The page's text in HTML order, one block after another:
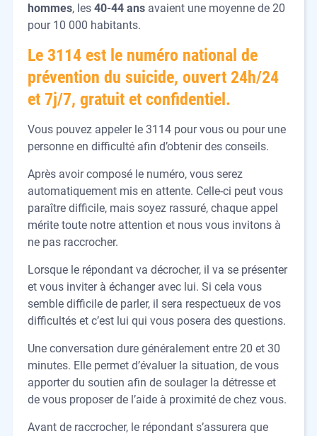
hommes, les 40-44 ansavaient une moyenne de 20
pour 10 000 habitants.
Le 3114 est le numéro national de
prévention du suicide, ouvert 24h/24
et 7j/7, gratuit et confidentiel.
Vous pouvez appeler le 3114 pour vous ou pour une
personne en difficulté afin d’obtenir des conseils.
Après avoir composé le numéro, vous serez
automatiquement mis en attente. Celle-ci peut vous
paraître difficile, mais soyez rassuré, chaque appel
mérite toute notre attention et nous vous invitons à
ne pas raccrocher.
Lorsque le répondant va décrocher, il va se présenter
et vous inviter à échanger avec lui. Si cela vous
semble difficile de parler, il sera respectueux de vos
difficultés et c’est lui qui vous posera des questions.
Une conversation dure généralement entre 20 et 30
minutes. Elle permet d’évaluer la situation, de vous
apporter du soutien afin de soulager la détresse et
de vous proposer de l’aide à proximité de chez vous.
Avant de raccrocher, le répondant s’assurera que